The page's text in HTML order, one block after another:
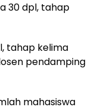
30 dpl, tahap
tahap kelima
pendamping
mahasiswa